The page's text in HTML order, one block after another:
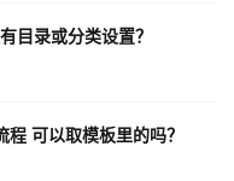
目录或分类设置？
可以取模板里的吗？